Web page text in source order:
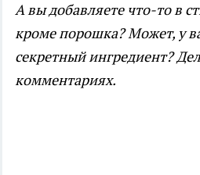
А вы добавляете что-то в
кроме порошка? Может, у
секретный ингредиент?
комментариях.